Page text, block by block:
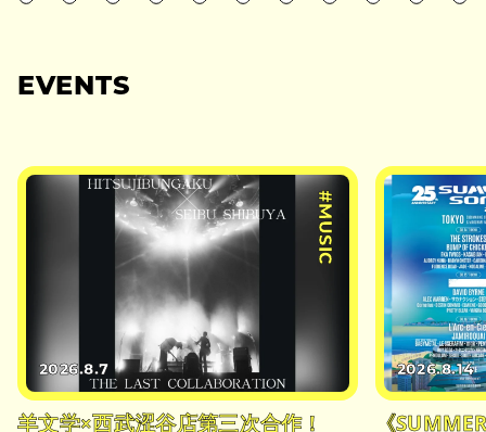
EVENTS
#MUSIC
2026.8.7
羊文学×西武涩谷店第三次合作！
2026.8.14
《